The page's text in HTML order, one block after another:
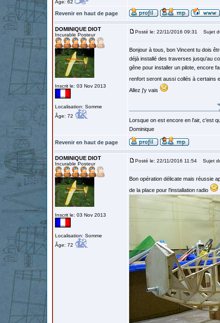
Âge: 62
Revenir en haut de page
DOMINIQUE DIOT
Incurable Posteur
Inscrit le: 03 Nov 2013
Localisation: Somme
Âge: 72
Posté le: 22/11/2016 09:31 Sujet
Bonjour à tous, bon Vincent tu dois
déjà installé des traverses jusqu'au
gêne pour installer un pilote, encore
renfort seront aussi collés à certains
Allez j'y vais
Lorsque on est encore en l'air, c'est
Dominique
Revenir en haut de page
DOMINIQUE DIOT
Incurable Posteur
Inscrit le: 03 Nov 2013
Localisation: Somme
Âge: 72
Posté le: 22/11/2016 11:54 Sujet
Bon opération délicate mais réussie
de la place pour l'installation radio